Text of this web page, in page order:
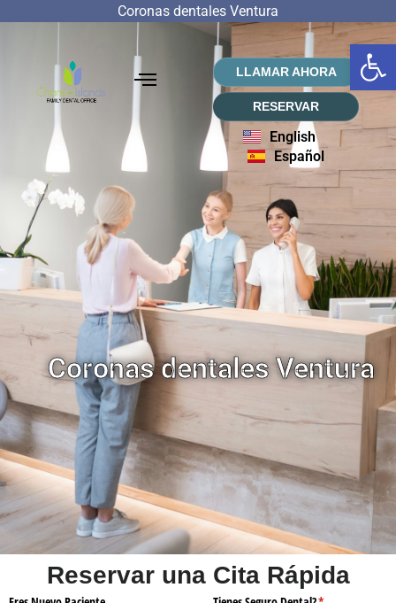
Abrir
Coronas dentales Ventura
LLAMAR AHORA
RESERVAR
English
Español
Coronas dentales Ventura
Reservar una Cita Rápida